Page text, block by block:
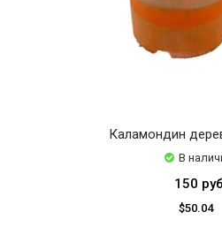
Каламондин
В
150
$50.04